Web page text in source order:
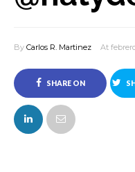
By Carlos R. Martinez At
SHARE ON
FACEBOOK